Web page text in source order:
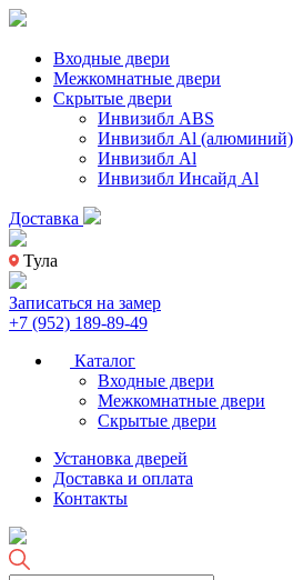
Входные двери
Межкомнатные двери
Скрытые двери
Инвизибл ABS
Инвизибл Al (алюминий)
Инвизибл Al
Инвизибл Инсайд Al
Доставка
Тула
Записаться на замер
+7 (952) 189-89-49
Каталог
Входные двери
Межкомнатные двери
Скрытые двери
Установка дверей
Доставка и оплата
Контакты